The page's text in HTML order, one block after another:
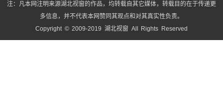
注：凡本网注明来源湖北视窗的作品，均转载自其它媒体，转载目的在于传递更
多信息，并不代表本网赞同其观点和对其真实性负责。
Copyright © 2009-2019 湖北视窗 All Rights Reserved